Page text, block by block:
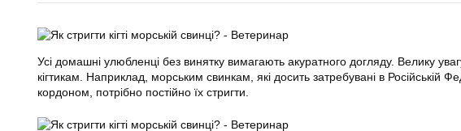
Усі домашні улюбленці без винятку вимагають акуратного догляду. Велику
кігтикам. Наприклад, морським свинкам, які досить затребувані в Російській
кордоном, потрібно постійно їх стригти